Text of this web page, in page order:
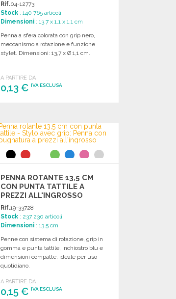
Rif.04-12773
Stock : 140 765 articoli
Dimensioni : 13.7 x 1.1 x 1.1 cm
Penna a sfera colorata con grip nero,
meccanismo a rotazione e funzione
stylet. Dimensioni: 13,7 x Ø 1,1 cm.
A PARTIRE DA
0,13 €IVA ESCLUSA
Richiedi un preventivo
PENNA ROTANTE 13,5 CM
CON PUNTA TATTILE A
PREZZI ALL'INGROSSO
Rif.19-33728
Stock : 237 230 articoli
Dimensioni : 13.5 cm
Penne con sistema di rotazione, grip in
gomma e punta tattile, inchiostro blu e
dimensioni compatte, ideale per uso
quotidiano.
A PARTIRE DA
0,15 €IVA ESCLUSA